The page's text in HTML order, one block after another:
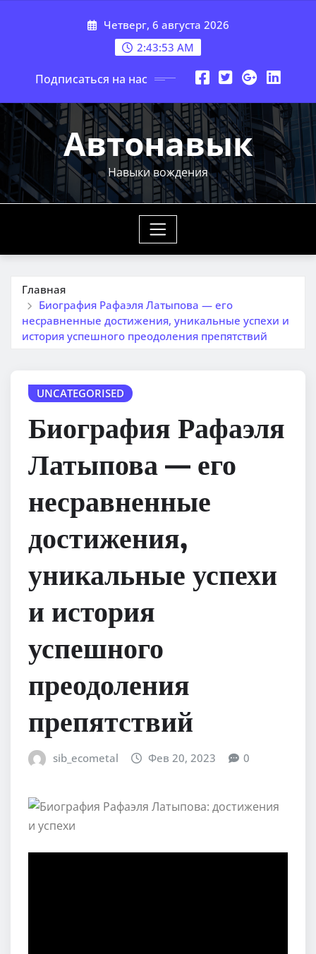
Четверг, 6 августа 2026
2:43:54 AM
Подписаться на нас
Автонавык
Навыки вождения
Главная
Биография Рафаэля Латыпова — его
несравненные достижения, уникальные успехи и
история успешного преодоления препятствий
UNCATEGORISED
Биография Рафаэля
Латыпова — его
несравненные
достижения,
уникальные успехи
и история
успешного
преодоления
препятствий
sib_ecometal Фев 20, 2023 0